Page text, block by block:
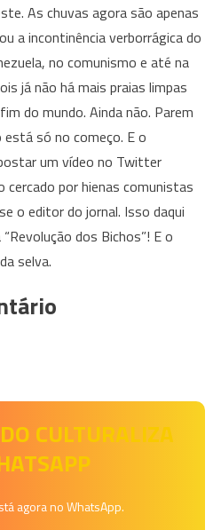
As chuvas agora são apenas
a incontinência verborrágica do
no comunismo e até na
já não há mais praias limpas
do mundo. Ainda não. Parem
só no começo. E o
um vídeo no Twitter
por hienas comunistas
o editor do jornal. Isso daqui
“Revolução dos Bichos”! E o
selva.
CULTURALIZA
agora no WhatsApp.